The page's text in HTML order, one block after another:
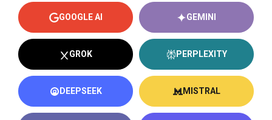
GOOGLE AI GEMINI
GROK PERPLEXITY
DEEPSEEK MISTRAL